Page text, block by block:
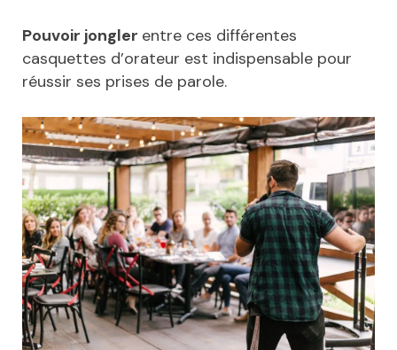
Pouvoir jongler entre ces différentes
casquettes d’orateur est indispensable pour
réussir ses prises de parole.